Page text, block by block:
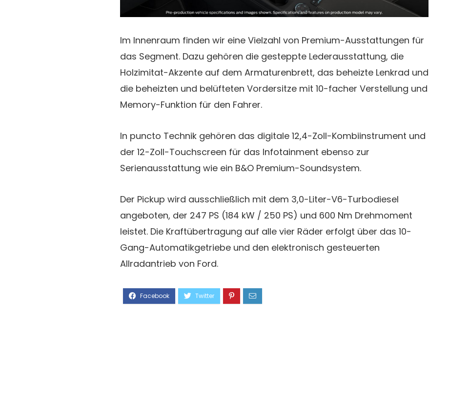
Im Innenraum finden wir eine Vielzahl von Premium-Ausstattungen für
das Segment. Dazu gehören die gesteppte Lederausstattung, die
Holzimitat-Akzente auf dem Armaturenbrett, das beheizte Lenkrad und
die beheizten und belüfteten Vordersitze mit 10-facher Verstellung und
Memory-Funktion für den Fahrer.
In puncto Technik gehören das digitale 12,4-Zoll-Kombiinstrument und
der 12-Zoll-Touchscreen für das Infotainment ebenso zur
Serienausstattung wie ein B&O Premium-Soundsystem.
Der Pickup wird ausschließlich mit dem 3,0-Liter-V6-Turbodiesel
angeboten, der 247 PS (184 kW / 250 PS) und 600 Nm Drehmoment
leistet. Die Kraftübertragung auf alle vier Räder erfolgt über das 10-
Gang-Automatikgetriebe und den elektronisch gesteuerten
Allradantrieb von Ford.